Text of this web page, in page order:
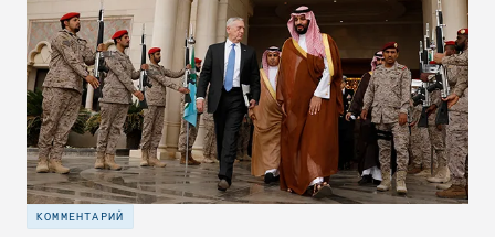
в нейтральных водах, не наносил ракетные
удары по судам в Персидском заливе, а в Ираке
шиитские ополченцы не нападали на
американцев. Отказавшись от ядерного
соглашения без каких-либо доказательств
обмана со стороны Ирана, США запустили
предсказуемый цикл эскалации
КОММЕНТАРИЙ